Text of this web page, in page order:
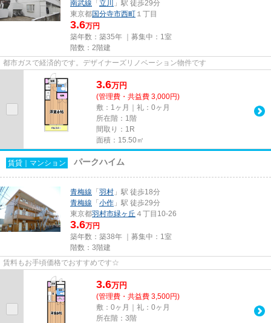
南武線 「立川
」駅 徒歩29分
東京都国分寺市西町 １丁目
3.6万円
築年数：築35年 ｜募集中： 1室
階数：2階建
都市ガスで経済的です。デザイナーズリノベーション物件です
3.6万円
(管理費・共益費 3,000円)
敷：1ヶ月｜礼：0ヶ月
所在階：1階
間取り：1R
面積：15.50㎡
賃貸｜マンション パークハイム
青梅線 「羽村 」駅 徒歩18分
青梅線 「小作 」駅 徒歩29分
東京都羽村市緑ヶ丘 ４丁目10-26
3.6万円
築年数：築38年 ｜募集中： 1室
階数：3階建
賃料もお手頃価格でおすすめです☆
3.6万円
(管理費・共益費 3,500円)
敷：0ヶ月｜礼：0ヶ月
所在階：3階